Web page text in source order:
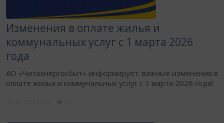
Изменения в оплате жилья и
коммунальных услуг с 1 марта 2026
года
АО «Читаэнергосбыт» информирует: важные изменения в
оплате жилья и коммунальных услуг с 1 марта 2026 года!